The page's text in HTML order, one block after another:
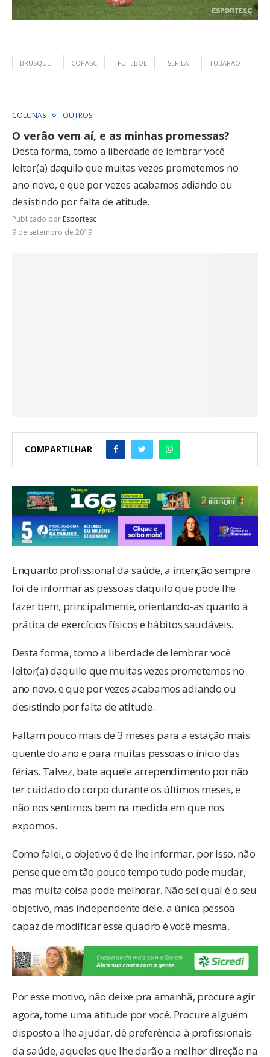
BRUSQUE COPASC FUTEBOL SERIEA TUBARÃO
COLUNAS OUTROS
O verão vem aí, e as minhas promessas?
Desta forma, tomo a liberdade de lembrar você
leitor(a) daquilo que muitas vezes prometemos no
ano novo, e que por vezes acabamos adiando ou
desistindo por falta de atitude.
Publicado por Esportesc
9 de setembro de 2019
COMPARTILHAR
Enquanto profissional da saúde, a intenção sempre
foi de informar as pessoas daquilo que pode lhe
fazer bem, principalmente, orientando-as quanto à
prática de exercícios físicos e hábitos saudáveis.
Desta forma, tomo a liberdade de lembrar você
leitor(a) daquilo que muitas vezes prometemos no
ano novo, e que por vezes acabamos adiando ou
desistindo por falta de atitude.
Faltam pouco mais de 3 meses para a estação mais
quente do ano e para muitas pessoas o início das
férias. Talvez, bate aquele arrependimento por não
ter cuidado do corpo durante os últimos meses, e
não nos sentimos bem na medida em que nos
expomos.
Como falei, o objetivo é de lhe informar, por isso, não
pense que em tão pouco tempo tudo pode mudar,
mas muita coisa pode melhorar. Não sei qual é o seu
objetivo, mas independente dele, a única pessoa
capaz de modificar esse quadro é você mesma.
Por esse motivo, não deixe pra amanhã, procure agir
agora, tome uma atitude por você. Procure alguém
disposto a lhe ajudar, dê preferência à profissionais
da saúde, aqueles que lhe darão a melhor direção na